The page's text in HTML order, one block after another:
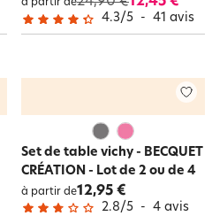
à partir de
4.3/5 - 41 avis
Set de table vichy - BECQUET
CRÉATION - Lot de 2 ou de 4
à partir de12,95 €
2.8/5 - 4 avis